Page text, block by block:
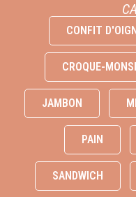
CONFIT
CROQUE-
JAMBON
PAIN
SANDWICH